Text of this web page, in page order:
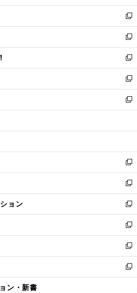
開
く
ウ
で
開
く
ン
ド
ウ
で
開
く
ウ
ィ
ン
ド
ウ
で
開
く
新
し
い
ウ
ィ
ン
ド
ウ
で
開
新
し
い
ウ
ィ
ン
ド
ウ
開
新
し
い
ウ
ィ
ン
ウ
開
く
新
し
い
ウ
ン
ウ
で
開
く
新
し
ウ
ン
ド
ウ
で
開
く
新
し
い
ウ
ィ
ン
ド
ウ
で
開
く
新
し
い
ウ
ィ
ン
ド
ウ
で
開
ョン
新
し
い
ウ
ィ
ン
ド
ウ
新
し
い
ウ
ィ
ン
新
し
い
ウ
新
し
ン・新書